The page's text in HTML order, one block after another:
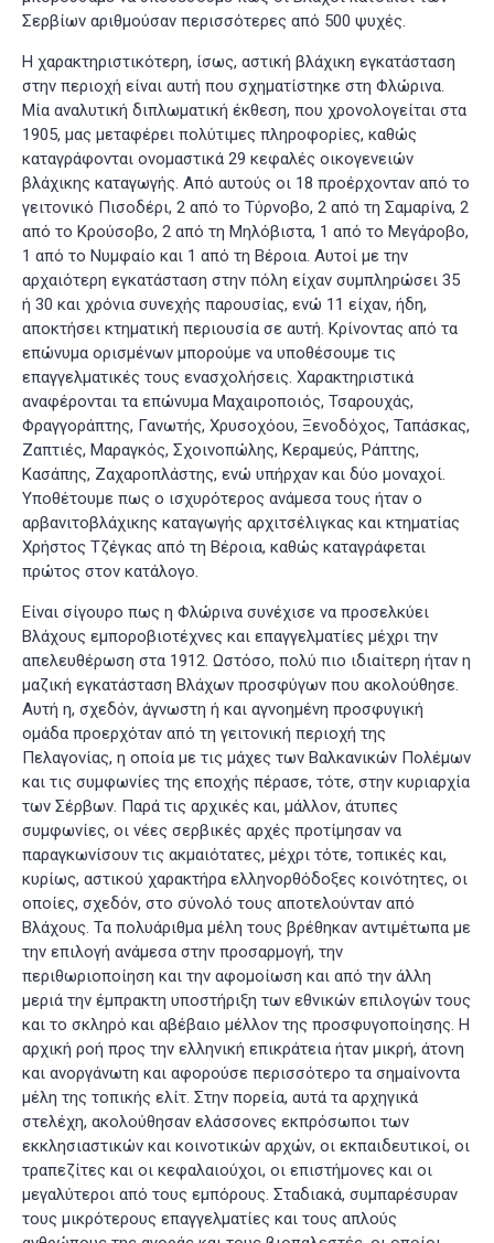
Σερβίων αριθμούσαν περισσότερες από 500 ψυχές.
Η χαρακτηριστικότερη, ίσως, αστική βλάχικη εγκατάσταση
στην περιοχή είναι αυτή που σχηματίστηκε στη Φλώρινα.
Μία αναλυτική διπλωματική έκθεση, που χρονολογείται στα
1905, μας μεταφέρει πολύτιμες πληροφορίες, καθώς
καταγράφονται ονομαστικά 29 κεφαλές οικογενειών
βλάχικης καταγωγής. Από αυτούς οι 18 προέρχονταν από το
γειτονικό Πισοδέρι, 2 από το Τύρνοβο, 2 από τη Σαμαρίνα, 2
από το Κρούσοβο, 2 από τη Μηλόβιστα, 1 από το Μεγάροβο,
1 από το Νυμφαίο και 1 από τη Βέροια. Αυτοί με την
αρχαιότερη εγκατάσταση στην πόλη είχαν συμπληρώσει 35
ή 30 και χρόνια συνεχής παρουσίας, ενώ 11 είχαν, ήδη,
αποκτήσει κτηματική περιουσία σε αυτή. Κρίνοντας από τα
επώνυμα ορισμένων μπορούμε να υποθέσουμε τις
επαγγελματικές τους ενασχολήσεις. Χαρακτηριστικά
αναφέρονται τα επώνυμα Μαχαιροποιός, Τσαρουχάς,
Φραγγοράπτης, Γανωτής, Χρυσοχόου, Ξενοδόχος, Ταπάσκας,
Ζαπτιές, Μαραγκός, Σχοινοπώλης, Κεραμεύς, Ράπτης,
Κασάπης, Ζαχαροπλάστης, ενώ υπήρχαν και δύο μοναχοί.
Υποθέτουμε πως ο ισχυρότερος ανάμεσα τους ήταν ο
αρβανιτοβλάχικης καταγωγής αρχιτσέλιγκας και κτηματίας
Χρήστος Τζέγκας από τη Βέροια, καθώς καταγράφεται
πρώτος στον κατάλογο.
Είναι σίγουρο πως η Φλώρινα συνέχισε να προσελκύει
Βλάχους εμποροβιοτέχνες και επαγγελματίες μέχρι την
απελευθέρωση στα 1912. Ωστόσο, πολύ πιο ιδιαίτερη ήταν η
μαζική εγκατάσταση Βλάχων προσφύγων που ακολούθησε.
Αυτή η, σχεδόν, άγνωστη ή και αγνοημένη προσφυγική
ομάδα προερχόταν από τη γειτονική περιοχή της
Πελαγονίας, η οποία με τις μάχες των Βαλκανικών Πολέμων
και τις συμφωνίες της εποχής πέρασε, τότε, στην κυριαρχία
των Σέρβων. Παρά τις αρχικές και, μάλλον, άτυπες
συμφωνίες, οι νέες σερβικές αρχές προτίμησαν να
παραγκωνίσουν τις ακμαιότατες, μέχρι τότε, τοπικές και,
κυρίως, αστικού χαρακτήρα ελληνορθόδοξες κοινότητες, οι
οποίες, σχεδόν, στο σύνολό τους αποτελούνταν από
Βλάχους. Τα πολυάριθμα μέλη τους βρέθηκαν αντιμέτωπα με
την επιλογή ανάμεσα στην προσαρμογή, την
περιθωριοποίηση και την αφομοίωση και από την άλλη
μεριά την έμπρακτη υποστήριξη των εθνικών επιλογών τους
και το σκληρό και αβέβαιο μέλλον της προσφυγοποίησης. Η
αρχική ροή προς την ελληνική επικράτεια ήταν μικρή, άτονη
και ανοργάνωτη και αφορούσε περισσότερο τα σημαίνοντα
μέλη της τοπικής ελίτ. Στην πορεία, αυτά τα αρχηγικά
στελέχη, ακολούθησαν ελάσσονες εκπρόσωποι των
εκκλησιαστικών και κοινοτικών αρχών, οι εκπαιδευτικοί, οι
τραπεζίτες και οι κεφαλαιούχοι, οι επιστήμονες και οι
μεγαλύτεροι από τους εμπόρους. Σταδιακά, συμπαρέσυραν
τους μικρότερους επαγγελματίες και τους απλούς